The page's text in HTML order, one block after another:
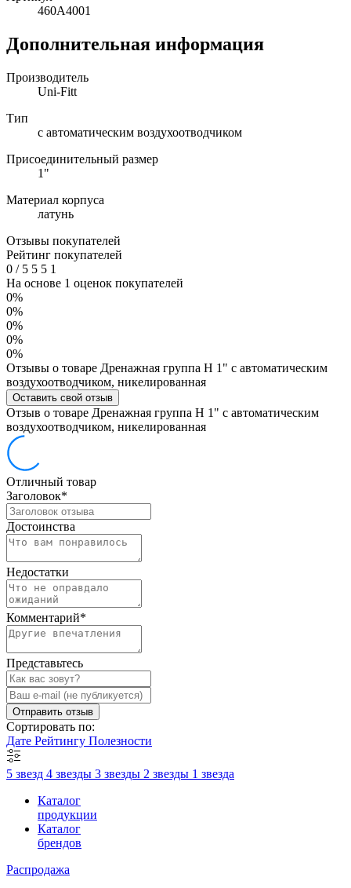
460A4001
Дополнительная информация
Производитель
Uni-Fitt
Тип
с автоматическим воздухоотводчиком
Присоединительный размер
1"
Материал корпуса
латунь
Отзывы покупателей
Рейтинг покупателей
0 /5 5 5 1
На основе 1 оценок покупателей
0%
0%
0%
0%
0%
Отзывы о товаре Дренажная группа Н 1" с автоматическим
воздухоотводчиком, никелированная
Оставить свой отзыв
Отзыв о товаре Дренажная группа Н 1" с автоматическим
воздухоотводчиком, никелированная
Отличный товар
Заголовок*
Достоинства
Недостатки
Комментарий*
Представьтесь
Отправить отзыв
Сортировать по:
Дате Рейтингу Полезности
5 звезд 4 звезды 3 звезды 2 звезды 1 звезда
Каталог
продукции
Каталог
брендов
Распродажа